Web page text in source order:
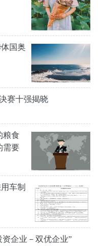
国奥
赛十强揭晓
粮食
需要
车制
企业－双优企业”